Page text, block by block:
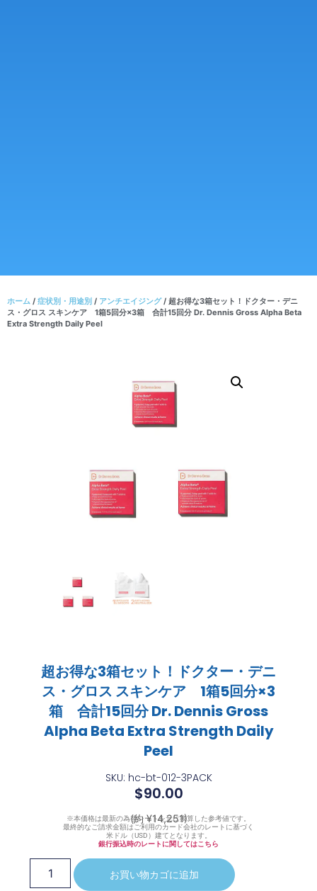
ホーム / 症状別・用途別 / アンチエイジング/ 超お得な3箱セット！ドクター・デニ
ス・グロス スキンケア 1箱5回分×3箱 合計15回分 Dr. Dennis Gross Alpha Beta
Extra Strength Daily Peel
超お得な3箱セット！ドクター・デニ
ス・グロス スキンケア 1箱5回分×3
箱 合計15回分 Dr. Dennis Gross
Alpha Beta Extra Strength Daily
Peel
SKU: hc-bt-012-3PACK
$90.00
(約 ¥14,251)
※本価格は最新の為替レートを元に換算した参考値です。
最終的なご請求金額はご利用のカード会社のレートに基づく
米ドル（USD）建てとなります。
銀行振込時のレートに関してはこちら
お買い物カゴに追加